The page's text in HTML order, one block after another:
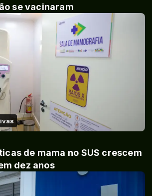
se vacinaram
de mama no SUS crescem
dez anos